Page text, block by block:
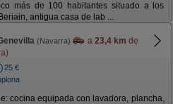
más de 100 habitantes situado a los
antigua casa de lab ...
(Navarra) a 23,4 km de
25 €
cocina equipada con lavadora, plancha,